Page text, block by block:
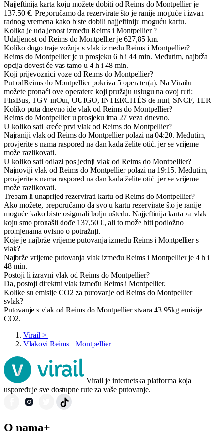
Najjeftinija karta koju možete dobiti od Reims do Montpellier je
137,50 €. Preporučamo da rezervirate što je ranije moguće i izvan
radnog vremena kako biste dobili najjeftiniju moguću kartu.
Kolika je udaljenost između Reims i Montpellier ?
Udaljenost od Reims do Montpellier je 627,85 km.
Koliko dugo traje vožnja s vlak između Reims i Montpellier?
Reims do Montpellier je u prosjeku 6 h i 44 min. Međutim, najbrža
opcija dovest će vas tamo u 4 h i 48 min.
Koji prijevoznici voze od Reims do Montpellier?
Put odReims do Montpellier pokriva 5 operater(a). Na Virailu
možete pronaći ove operatere koji pružaju uslugu na ovoj ruti:
FlixBus, TGV inOui, OUIGO, INTERCITÉS de nuit, SNCF, TER
Koliko puta dnevno ide vlak od Reims do Montpellier?
Reims do Montpellier u prosjeku ima 27 veza dnevno.
U koliko sati kreće prvi vlak od Reims do Montpellier?
Najraniji vlak od Reims do Montpellier polazi na 04:20. Međutim,
provjerite s nama raspored na dan kada želite otići jer se vrijeme
može razlikovati.
U koliko sati odlazi posljednji vlak od Reims do Montpellier?
Najnoviji vlak od Reims do Montpellier polazi na 19:15. Međutim,
provjerite s nama raspored na dan kada želite otići jer se vrijeme
može razlikovati.
Trebam li unaprijed rezervirati kartu od Reims do Montpellier?
Ako možete, preporučamo da svoju kartu rezervirate što je ranije
moguće kako biste osigurali bolju uštedu. Najjeftinija karta za vlak
koju smo pronašli dođe 137,50 €, ali to može biti podložno
promjenama ovisno o potražnji.
Koje je najbrže vrijeme putovanja između Reims i Montpellier s
vlak?
Najbrže vrijeme putovanja vlak između Reims i Montpellier je 4 h i
48 min.
Postoji li izravni vlak od Reims do Montpellier?
Da, postoji direktni vlak između Reims i Montpellier.
Kolike su emisije CO2 za putovanje od Reims do Montpellier
svlak?
Putovanje s vlak od Reims do Montpellier stvara 43.95kg emisije
CO2.
Virail >
Vlakovi Reims - Montpellier
Virail je internetska platforma koja
uspoređuje sve dostupne rute za vaše putovanje.
O nama+